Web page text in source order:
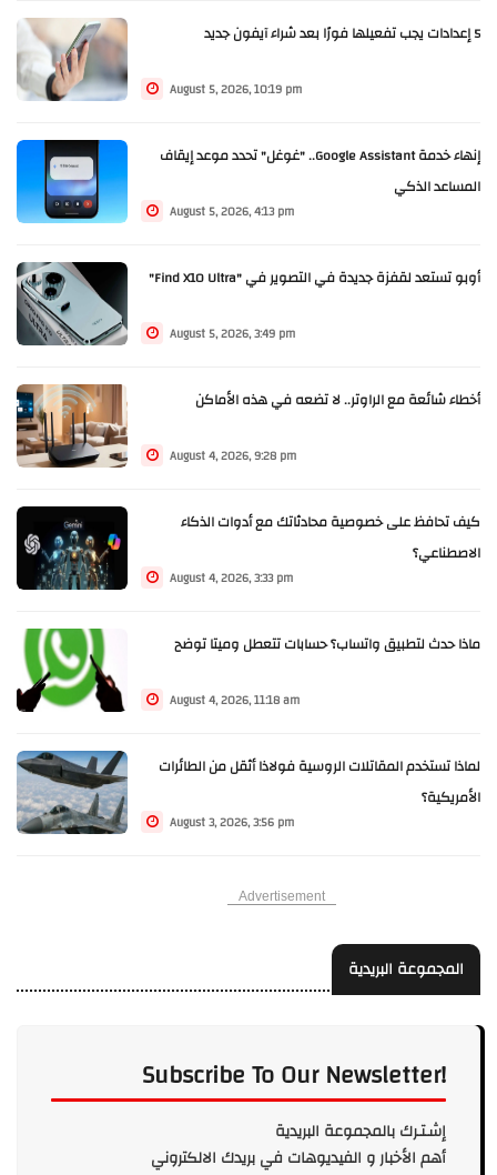
5 إعدادات يجب تفعيلها فورًا بعد شراء آيفون جديد
August 5, 2026, 10:19 pm
إنهاء خدمة Google Assistant.. "غوغل" تحدد موعد إيقاف
المساعد الذكي
August 5, 2026, 4:13 pm
أوبو تستعد لقفزة جديدة في التصوير في "Find X10 Ultra"
August 5, 2026, 3:49 pm
أخطاء شائعة مع الراوتر.. لا تضعه في هذه الأماكن
August 4, 2026, 9:28 pm
كيف تحافظ على خصوصية محادثاتك مع أدوات الذكاء
الاصطناعي؟
August 4, 2026, 3:33 pm
ماذا حدث لتطبيق واتساب؟ حسابات تتعطل وميتا توضح
August 4, 2026, 11:18 am
لماذا تستخدم المقاتلات الروسية فولاذا أثقل من الطائرات
الأمريكية؟
August 3, 2026, 3:56 pm
Advertisement
المجموعة البريدية
Subscribe To Our Newsletter!
إشـتـرك بالمجموعة البريدية
أهم الأخبار و الفيديوهات في بريدك الالكتروني